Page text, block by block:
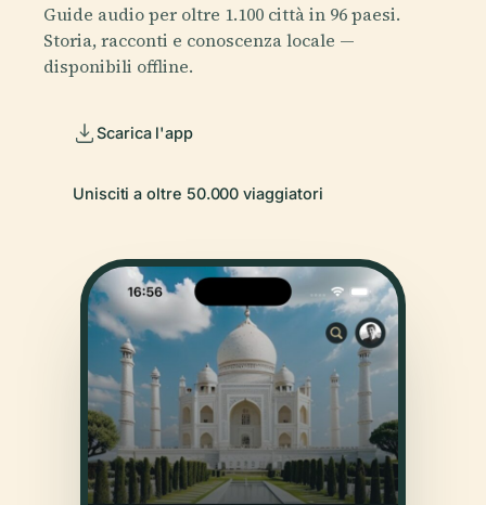
Guide audio per oltre 1.100 città in 96 paesi.
Storia, racconti e conoscenza locale —
disponibili offline.
Scarica l'app
Unisciti a oltre 50.000 viaggiatori